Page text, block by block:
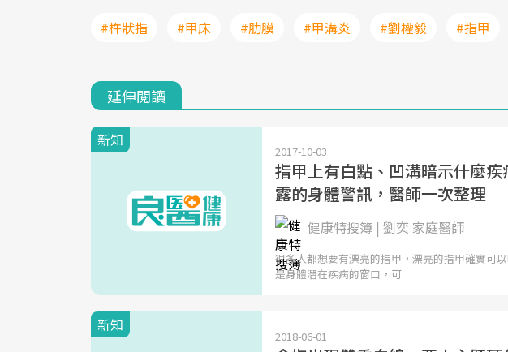
#杵狀指 #甲床 #肋膜 #甲溝炎 #劉權毅 #指甲
延伸閱讀
新知
2017-10-03
指甲上有白點、凹溝暗示什麼
露的身體警訊，醫師一次整理
健康特搜簿 | 劉奕 家庭醫師
很多人都想要有漂亮的指甲，漂亮的指甲確實可
是身體潛在疾病的窗口，可
新知
2018-06-01